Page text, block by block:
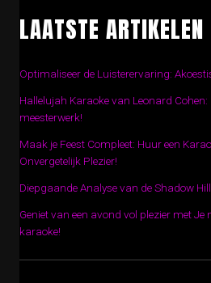
LAATSTE ARTIKELEN
Optimaliseer de Luisterervaring:
Hallelujah Karaoke van Leonard
meesterwerk!
Maak je Feest Compleet: Huur een
Onvergetelijk Plezier!
Diepgaande Analyse van de Shadow
Geniet van een avond vol plezier met
karaoke!